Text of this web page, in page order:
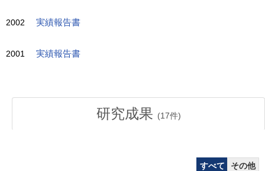
2002 実績報告書
2001 実績報告書
研究成果 (17件)
すべて
その他